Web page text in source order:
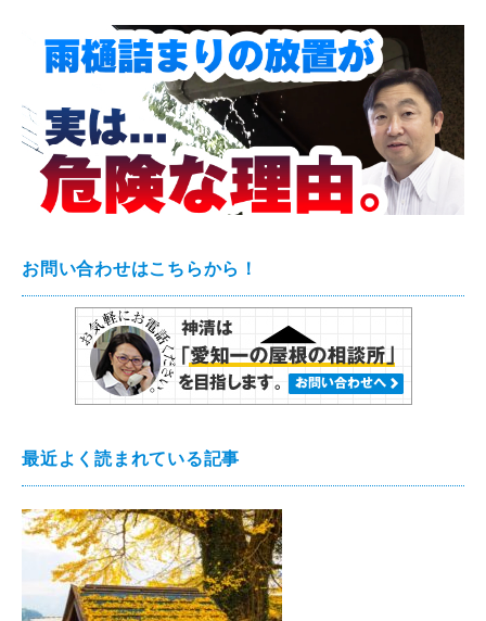
お問い合わせはこちらから！
最近よく読まれている記事